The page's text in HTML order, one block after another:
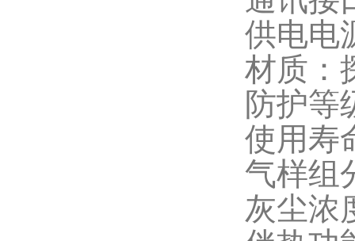
供电电
材质：
防护等
使用寿
气样组
灰尘浓